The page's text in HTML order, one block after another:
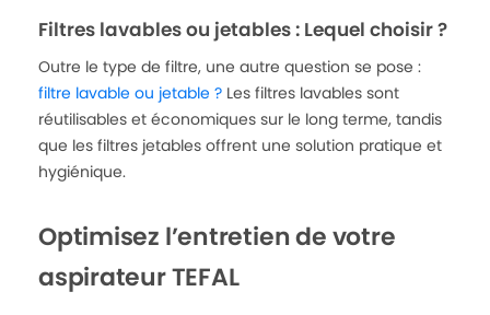
Filtres lavables ou jetables : Lequel choisir ?
Outre le type de filtre, une autre question se pose :
filtre lavable ou jetable ? Les filtres lavables sont
réutilisables et économiques sur le long terme, tandis
que les filtres jetables offrent une solution pratique et
hygiénique.
Optimisez l’entretien de votre
aspirateur TEFAL